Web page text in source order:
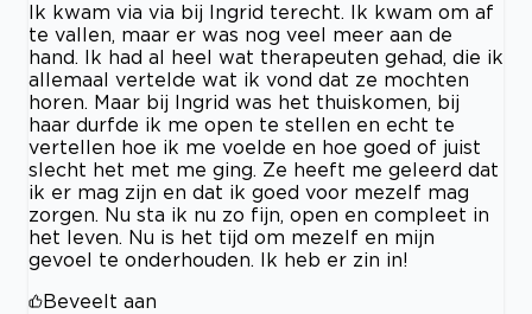
Ik kwam via via bij Ingrid terecht. Ik kwam om af
te vallen, maar er was nog veel meer aan de
hand. Ik had al heel wat therapeuten gehad, die ik
allemaal vertelde wat ik vond dat ze mochten
horen. Maar bij Ingrid was het thuiskomen, bij
haar durfde ik me open te stellen en echt te
vertellen hoe ik me voelde en hoe goed of juist
slecht het met me ging. Ze heeft me geleerd dat
ik er mag zijn en dat ik goed voor mezelf mag
zorgen. Nu sta ik nu zo fijn, open en compleet in
het leven. Nu is het tijd om mezelf en mijn
gevoel te onderhouden. Ik heb er zin in!
Beveelt aan